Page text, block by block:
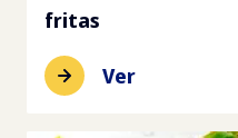
fritas
Ver